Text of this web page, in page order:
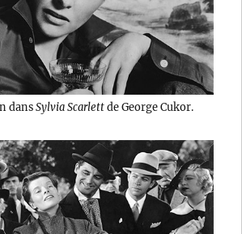
dansSylvia Scarlettde George Cukor.